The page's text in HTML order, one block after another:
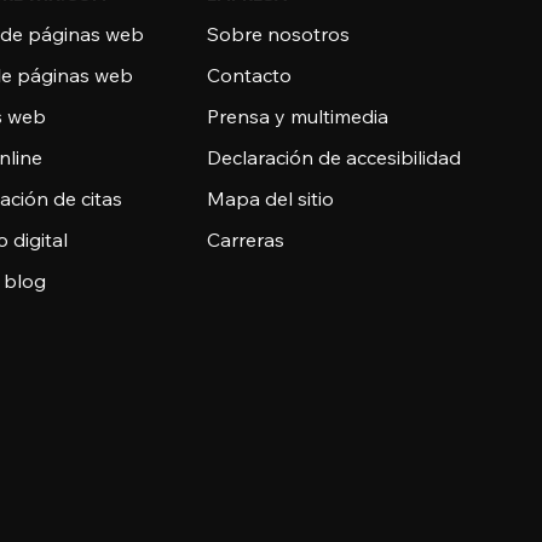
páginas web
páginas web
web
de citas
digital
blog
Sobre nosotros
Contacto
Prensa y multimedia
Declaración de accesibilidad
Mapa del sitio
Carreras